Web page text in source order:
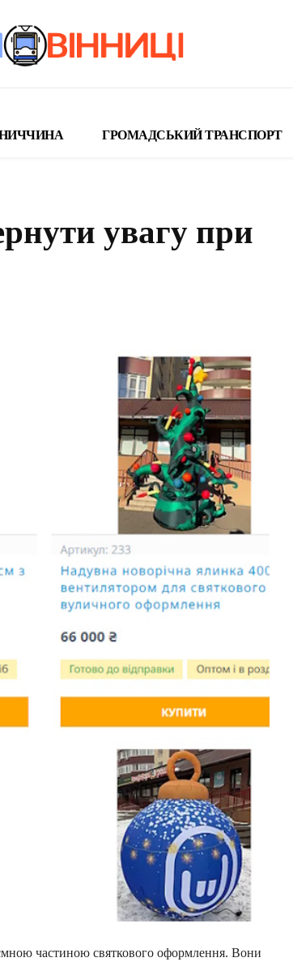
ГРОМАДСЬКИЙ ТРАНСПОРТ
увагу при
частиною святкового оформлення. Вони